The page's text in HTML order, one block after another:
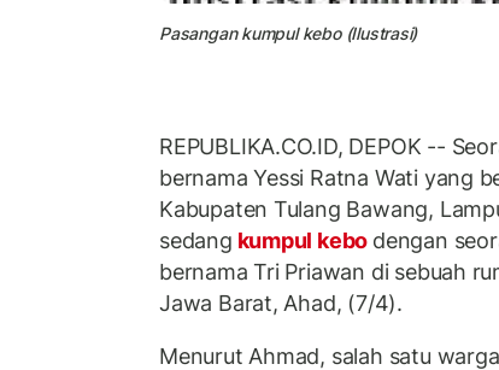
Pasangan kumpul kebo (Ilustrasi)
REPUBLIKA.CO.ID, DEPOK --
bernama Yessi Ratna Wati yang
Kabupaten Tulang Bawang,
sedang kumpul kebo dengan
bernama Tri Priawan di sebuah
Jawa Barat, Ahad, (7/4).
Menurut Ahmad, salah satu